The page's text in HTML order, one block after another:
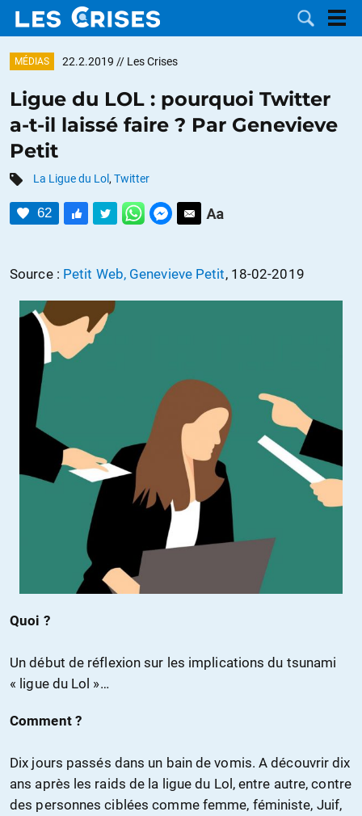
DOSSIERS
CATÉGORIES
MOTS CLÉS
CONTACTER
FAIRE UN
MÉDIAS 22.2.2019 // Les Crises
Ligue du LOL : pourquoi Twitter
a-t-il laissé faire ? Par Genevieve
Petit
La Ligue du Lol , Twitter
62
Source : Petit Web, Genevieve Petit, 18-02-2019
Quoi ?
Un début de réflexion sur les implications du tsunami
« ligue du Lol »…
Comment ?
Dix jours passés dans un bain de vomis. A découvrir dix
ans après les raids de la ligue du Lol, entre autre, contre
des personnes ciblées comme femme, féministe, Juif,